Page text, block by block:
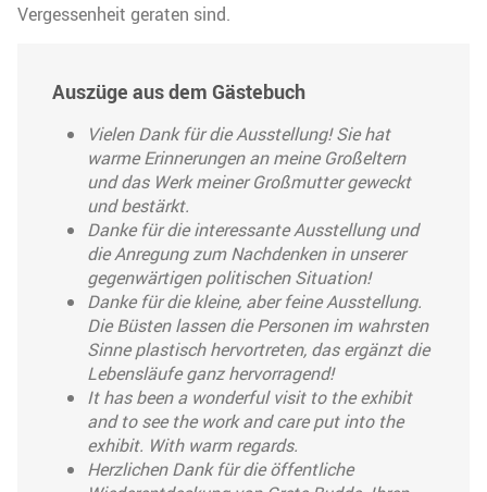
Vergessenheit geraten sind.
Auszüge aus dem Gästebuch
Vielen Dank für die Ausstellung! Sie hat
warme Erinnerungen an meine Großeltern
und das Werk meiner Großmutter geweckt
und bestärkt.
Danke für die interessante Ausstellung und
die Anregung zum Nachdenken in unserer
gegenwärtigen politischen Situation!
Danke für die kleine, aber feine Ausstellung.
Die Büsten lassen die Personen im wahrsten
Sinne plastisch hervortreten, das ergänzt die
Lebensläufe ganz hervorragend!
It has been a wonderful visit to the exhibit
and to see the work and care put into the
exhibit. With warm regards.
Herzlichen Dank für die öffentliche